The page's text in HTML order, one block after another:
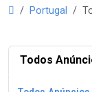
Portugal
Todos